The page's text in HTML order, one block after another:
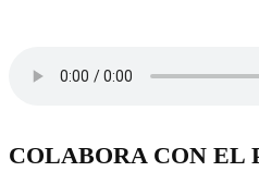
COLABORA CON EL